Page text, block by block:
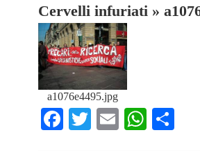
Cervelli infuriati »
a1076e4495.jpg
Facebook
TwitterEmail